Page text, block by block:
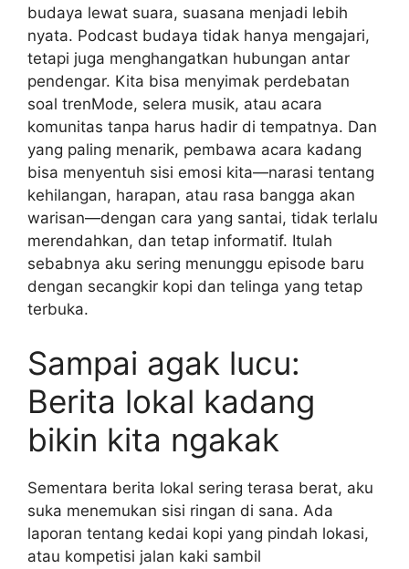
budaya lewat suara, suasana menjadi lebih
nyata. Podcast budaya tidak hanya mengajari,
tetapi juga menghangatkan hubungan antar
pendengar. Kita bisa menyimak perdebatan
soal trenMode, selera musik, atau acara
komunitas tanpa harus hadir di tempatnya. Dan
yang paling menarik, pembawa acara kadang
bisa menyentuh sisi emosi kita—narasi tentang
kehilangan, harapan, atau rasa bangga akan
warisan—dengan cara yang santai, tidak terlalu
merendahkan, dan tetap informatif. Itulah
sebabnya aku sering menunggu episode baru
dengan secangkir kopi dan telinga yang tetap
terbuka.
Sampai agak lucu:
Berita lokal kadang
bikin kita ngakak
Sementara berita lokal sering terasa berat, aku
suka menemukan sisi ringan di sana. Ada
laporan tentang kedai kopi yang pindah lokasi,
atau kompetisi jalan kaki sambil